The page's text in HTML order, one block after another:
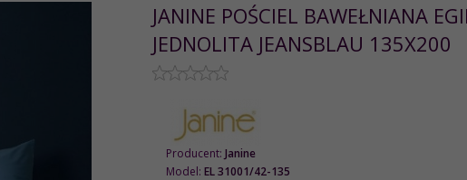
JANINE POŚCIEL BAWEŁNIANA
JEDNOLITA JEANSBLAU 135X200
Producent: Janine
Model: EL 31001/42-135